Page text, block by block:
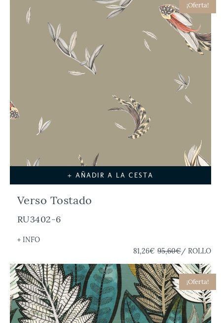
¡Oferta!
+ AÑADIR A LA CESTA
Verso Tostado
RU3402-6
+ INFO
81,26€ 95,60€/ ROLLO
¡Oferta!